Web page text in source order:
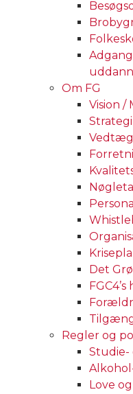
Om FG
Vision /
Strategi
Nøgletal
Det
FGC4’s
Regler og
Studie-
Love